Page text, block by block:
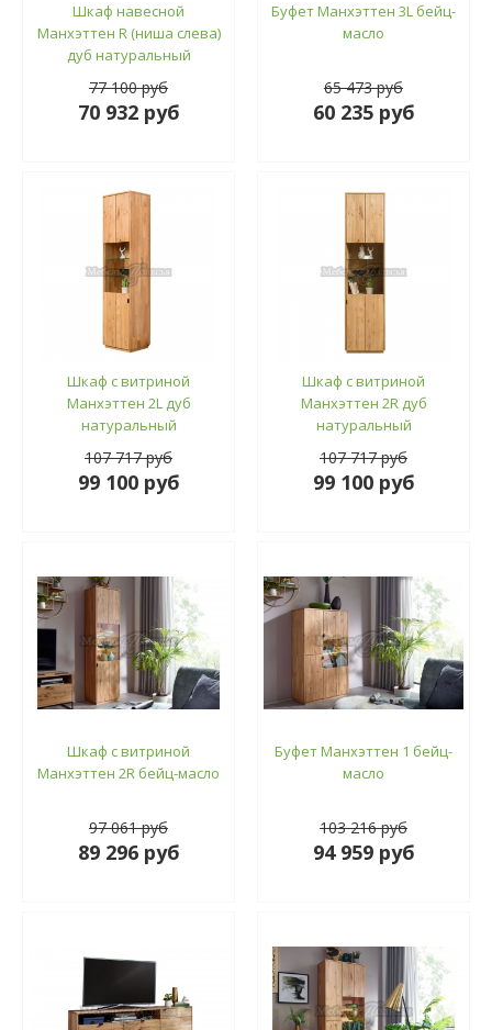
Шкаф навесной
Манхэттен R (ниша слева)
дуб натуральный
77 100 руб
70 932 руб
Буфет Манхэттен 3L бейц-
масло
65 473 руб
60 235 руб
Шкаф с витриной
Манхэттен 2L дуб
натуральный
107 717 руб
99 100 руб
Шкаф с витриной
Манхэттен 2R дуб
натуральный
107 717 руб
99 100 руб
Шкаф с витриной
Манхэттен 2R бейц-масло
97 061 руб
89 296 руб
Буфет Манхэттен 1 бейц-
масло
103 216 руб
94 959 руб